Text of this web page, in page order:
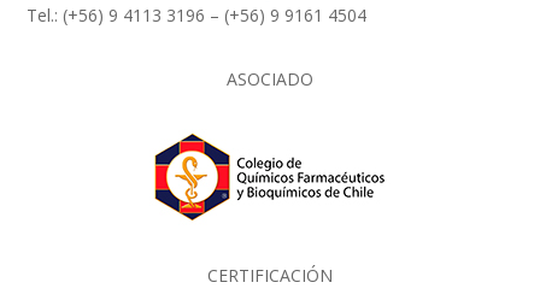
Tel.: (+56) 9 4113 3196 – (+56) 9 9161 4504
ASOCIADO
CERTIFICACIÓN